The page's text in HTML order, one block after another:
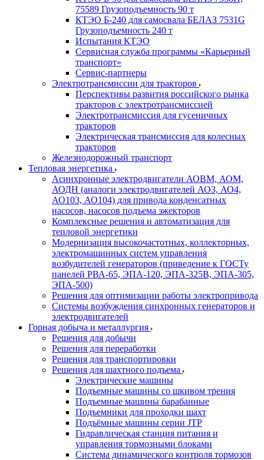
75589 Грузоподъемность 90 т
КТЭО Б-240 для самосвала БЕЛАЗ 7531G
Грузоподъемность 240 т
Испытания КТЭО
Сервисная служба программы «Карьерный
транспорт»
Сервис-партнеры
Электротрансмиссии для тракторов
Перспективы развития российского рынка
тракторов с электротрансмиссией
Электротрансмиссия для гусеничных
тракторов
Электрическая трансмиссия для колесных
тракторов
Железнодорожный транспорт
Тепловая энергетика
Асинхронные электродвигатели АОВМ, АОМ,
АОДН (аналоги электродвигателей АО3, АО4,
АО103, АО104) для привода конденсатных
насосов, насосов подъема эжекторов
Комплексные решения и автоматизация для
тепловой энергетики
Модернизация высокочастотных, коллекторных,
электромашинных систем управления
возбудителей генераторов (приведение к ГОСТу
панелей РВА-65, ЭПА-120, ЭПА-325В, ЭПА-305,
ЭПА-500)
Решения для оптимизации работы электропривода
Системы возбуждения синхронных генераторов и
электродвигателей
Горная добыча и металлургия
Решения для добычи
Решения для переработки
Решения для транспортировки
Решения для шахтного подъема
Электрические машины
Подъемные машины со шкивом трения
Подъемные машины барабанные
Подъемники для проходки шахт
Подъёмные машины серии JTP
Гидравлическая станция питания и
управления тормозными блоками
Система динамического контроля тормозов